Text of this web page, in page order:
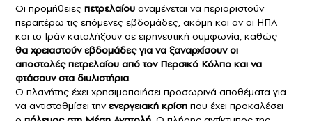
Οι προμήθειες πετρελαίου αναμένεται να περιοριστούν
περαιτέρω τις επόμενες εβδομάδες, ακόμη και αν οι ΗΠΑ
και το Ιράν καταλήξουν σε ειρηνευτική συμφωνία, καθώς
θα χρειαστούν εβδομάδες για να ξαναρχίσουν οι
αποστολές πετρελαίου από τον Περσικό Κόλπο και να
φτάσουν στα διυλιστήρια.
Ο πλανήτης έχει χρησιμοποιήσει προσωρινά αποθέματα για
να αντισταθμίσει τηνενεργειακή κρίση που έχει προκαλέσει